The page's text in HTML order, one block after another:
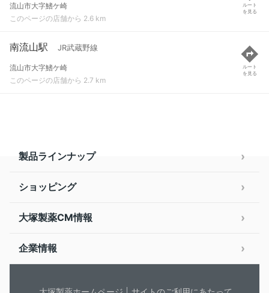
流山市大字鰭ケ崎
このページの店舗から 2.6 km
ルート
を見る
南流山駅 JR武蔵野線
流山市大字鰭ケ崎
このページの店舗から 2.7 km
ルート
を見る
製品ラインナップ
ショッピング
大塚製薬CM情報
企業情報